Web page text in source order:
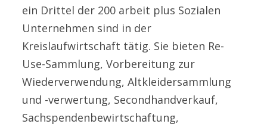
ein Drittel der 200 arbeit plus Sozialen
Unternehmen sind in der
Kreislaufwirtschaft tätig. Sie bieten Re-
Use-Sammlung, Vorbereitung zur
Wiederverwendung, Altkleidersammlung
und -verwertung, Secondhandverkauf,
Sachspendenbewirtschaftung,